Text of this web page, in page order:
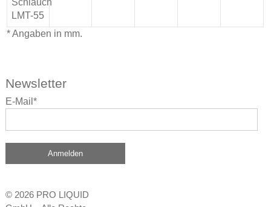
Schlauch
LMT-55
* Angaben in mm.
Newsletter
E-Mail*
Anmelden
© 2026 PRO LIQUID